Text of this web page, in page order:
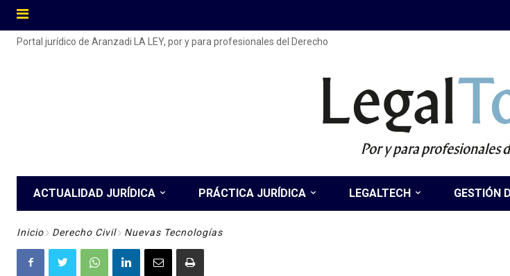
Portal jurídico de Aranzadi LA LEY, por y para profesionales del Derecho
Legal
Por y para profesionales
ACTUALIDAD JURÍDICA PRÁCTICA JURÍDICA LEGALTECH GESTIÓN
Inicio Derecho Civil Nuevas Tecnologías